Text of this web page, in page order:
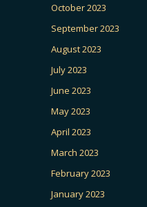
October 2023
September 2023
August 2023
July 2023
June 2023
May 2023
April 2023
March 2023
February 2023
January 2023